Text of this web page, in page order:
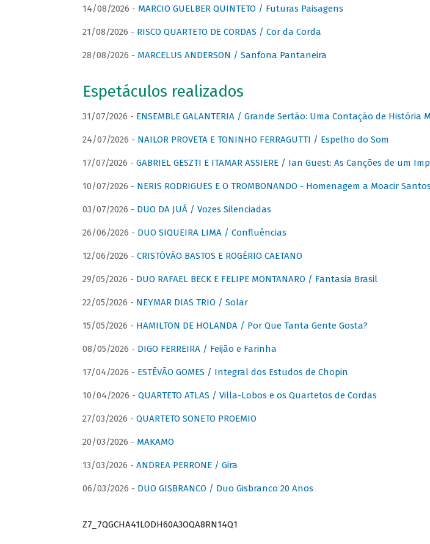
14/08/2026 - MARCIO GUELBER QUINTETO / Futuras Paisagens
21/08/2026 - RISCO QUARTETO DE CORDAS / Cor da Corda
28/08/2026 - MARCELUS ANDERSON / Sanfona Pantaneira
Espetáculos realizados
31/07/2026 - ENSEMBLE GALANTERIA / Grande Sertão: Uma Contação de História
24/07/2026 - NAILOR PROVETA E TONINHO FERRAGUTTI / Espelho do Som
17/07/2026 - GABRIEL GESZTI E ITAMAR ASSIERE / Ian Guest: As Canções de um
10/07/2026 - NERIS RODRIGUES E O TROMBONANDO - Homenagem a Moacir Santos
03/07/2026 - DUO DA JUÁ / Vozes Silenciadas
26/06/2026 - DUO SIQUEIRA LIMA / Confluências
12/06/2026 - CRISTÓVÃO BASTOS E ROGÉRIO CAETANO
29/05/2026 - DUO RAFAEL BECK E FELIPE MONTANARO / Fantasia Brasil
22/05/2026 - NEYMAR DIAS TRIO / Solar
15/05/2026 - HAMILTON DE HOLANDA / Por Que Tanta Gente Gosta?
08/05/2026 - DIGO FERREIRA / Feijão e Farinha
17/04/2026 - ESTÊVÃO GOMES / Integral dos Estudos de Chopin
10/04/2026 - QUARTETO ATLAS / Villa-Lobos e os Quartetos de Cordas
27/03/2026 - QUARTETO SONETO PROEMIO
20/03/2026 - MAKAMO
13/03/2026 - ANDREA PERRONE / Gira
06/03/2026 - DUO GISBRANCO / Duo Gisbranco 20 Anos
Z7_7QGCHA41LODH60A3OQA8RN14Q1